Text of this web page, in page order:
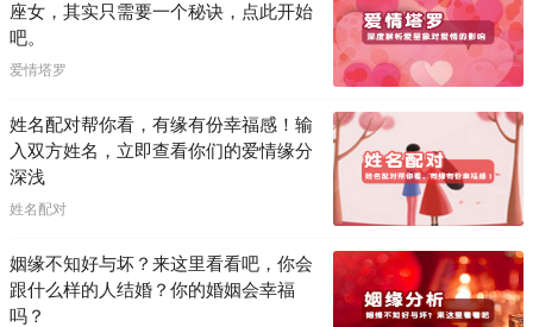
座女，其实只需要一个秘诀，点此开始
吧。
爱情塔罗
姓名配对帮你看，有缘有份幸福感！输
入双方姓名，立即查看你们的爱情缘分
深浅
姓名配对
姻缘不知好与坏？来这里看看吧，你会
跟什么样的人结婚？你的婚姻会幸福
吗？